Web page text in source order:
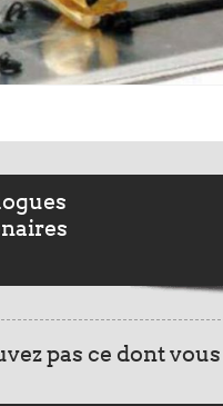
pas ce dont vous